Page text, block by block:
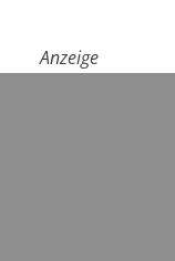
Anzeige